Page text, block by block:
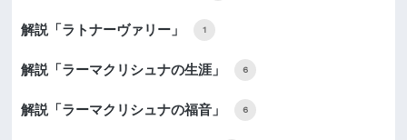
解説「ラトナーヴァリー」 1
解説「ラーマクリシュナの生涯」 6
解説「ラーマクリシュナの福音」 6